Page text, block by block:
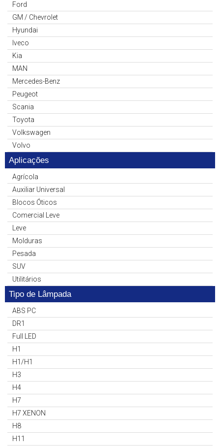
Ford
GM / Chevrolet
Hyundai
Iveco
Kia
MAN
Mercedes-Benz
Peugeot
Scania
Toyota
Volkswagen
Volvo
Aplicações
Agrícola
Auxiliar Universal
Blocos Óticos
Comercial Leve
Leve
Molduras
Pesada
SUV
Utilitários
Tipo de Lâmpada
ABS PC
DR1
Full LED
H1
H1/H1
H3
H4
H7
H7 XENON
H8
H11